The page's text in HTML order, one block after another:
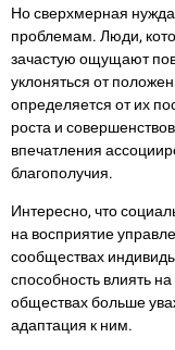
Но сверхмерная
проблемам. Люди,
зачастую ощущают
уклоняться от
определяется от их
роста и
впечатления
благополучия.
Интересно, что
на восприятие
сообществах
способность влиять
обществах больше
адаптация к ним.